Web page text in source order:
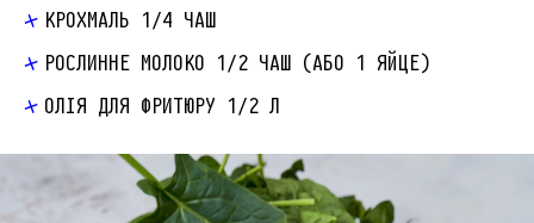
КРОХМАЛЬ 1/4 ЧАШ
РОСЛИННЕ МОЛОКО 1/2 ЧАШ (АБО 1 ЯЙЦЕ)
ОЛІЯ ДЛЯ ФРИТЮРУ 1/2 Л